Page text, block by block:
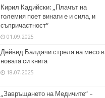
Кирил Кадийски: „Плачът на
големия поет винаги е и сила, и
съпричастност“
01.09.2025
Дейвид Балдачи стреля на месо в
новата си книга
18.07.2025
„Завръщането на Медичите“ –